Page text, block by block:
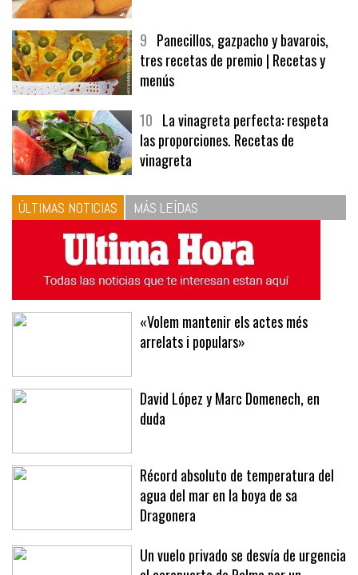
9Panecillos, gazpacho y bavarois,
tres recetas de premio | Recetas y
menús
10La vinagreta perfecta: respeta
las proporciones. Recetas de
vinagreta
ÚLTIMAS NOTICIAS MÁS LEÍDAS
«Volem mantenir els actes més
David López y Marc Domenech, en
Récord absoluto de temperatura del
agua del mar en la boya de sa
Dragonera